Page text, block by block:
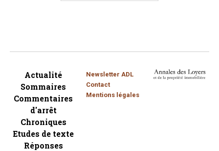
Actualité
Sommaires
Commentaires
d'arrêt
Chroniques
Etudes de texte
Réponses
Newsletter ADL
Contact
Mentions légales